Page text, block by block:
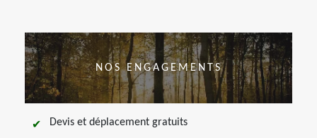
NOS ENGAGEMENTS
Devis et déplacement gratuits